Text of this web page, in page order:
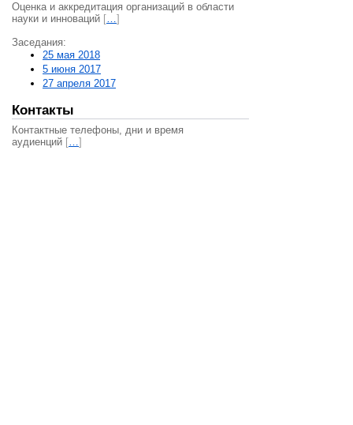
Оценка и аккредитация организаций в области
науки и инноваций […]
Заседания:
25 мая 2018
5 июня 2017
27 апреля 2017
Контакты
Контактные телефоны, дни и время
аудиенций […]